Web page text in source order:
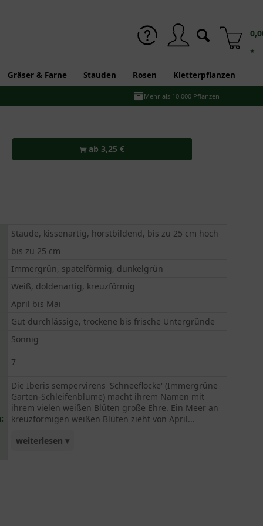
*
Gräser & Farne Stauden Rosen Kletterpflanzen
Mehr als 10.000 Pflanzen
ab 3,25 €
Staude, kissenartig, horstbildend, bis zu 25 cm hoch
bis zu 25 cm
Immergrün, spatelförmig, dunkelgrün
Weiß, doldenartig, kreuzförmig
April bis Mai
Gut durchlässige, trockene bis frische Untergründe
Sonnig
7
Die Iberis sempervirens 'Schneeflocke' (Immergrüne
Garten-Schleifenblume) macht ihrem Namen mit
ihrem vielen weißen Blüten große Ehre. Ein Meer an
kreuzförmigen weißen Blüten zieht von April...
weiterlesen ▾